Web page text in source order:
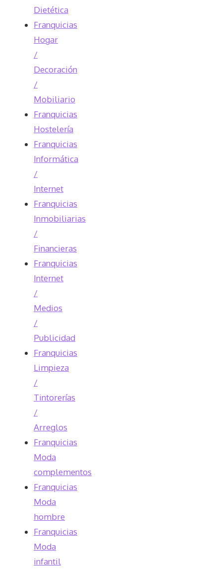
Dietética
Franquicias
Hogar
/
Decoración
/
Mobiliario
Franquicias
Hostelería
Franquicias
Informática
/
Internet
Franquicias
Inmobiliarias
/
Financieras
Franquicias
Internet
/
Medios
/
Publicidad
Franquicias
Limpieza
/
Tintorerías
/
Arreglos
Franquicias
Moda
complementos
Franquicias
Moda
hombre
Franquicias
Moda
infantil